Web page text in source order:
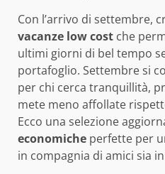
Con l’arrivo di settembre,
vacanze low cost che
ultimi giorni di bel tempo
portafoglio. Settembre si
per chi cerca tranquillità,
mete meno affollate
Ecco una selezione
economiche perfette per
in compagnia di amici sia